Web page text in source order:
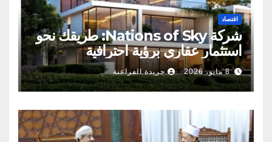
اقتصاد
شركة Nations of Sky: طريقك نحو
استثمار عقاري برؤية احترافية
8 مايو، 2026 جريدة الفراعنة